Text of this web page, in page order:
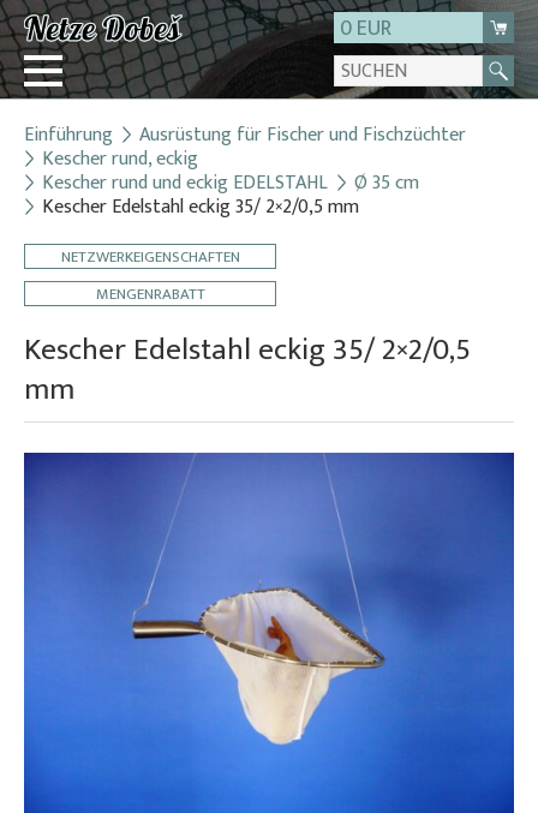
0 EUR
Login
Registrierung
Kontakt
Einführung Ausrüstung für Fischer und Fischzüchter
Kescher rund, eckig
Kescher rund und eckig EDELSTAHL Ø 35 cm
Kescher Edelstahl eckig 35/ 2×2/0,5 mm
NETZWERKEIGENSCHAFTEN
MENGENRABATT
Kescher Edelstahl eckig 35/ 2×2/0,5
mm